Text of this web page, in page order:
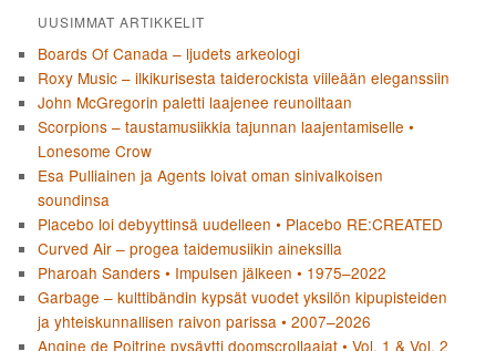
UUSIMMAT ARTIKKELIT
Boards Of Canada – ljudets arkeologi
Roxy Music – ilkikurisesta taiderockista viileään eleganssiin
John McGregorin paletti laajenee reunoiltaan
Scorpions – taustamusiikkia tajunnan laajentamiselle •
Lonesome Crow
Esa Pulliainen ja Agents loivat oman sinivalkoisen
soundinsa
Placebo loi debyyttinsä uudelleen • Placebo RE:CREATED
Curved Air – progea taidemusiikin aineksilla
Pharoah Sanders • Impulsen jälkeen • 1975–2022
Garbage – kulttibändin kypsät vuodet yksilön kipupisteiden
ja yhteiskunnallisen raivon parissa • 2007–2026
Angine de Poitrine pysäytti doomscrollaajat • Vol. 1 & Vol. 2